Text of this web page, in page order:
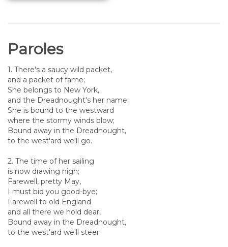
Paroles
1. There's a saucy wild packet,
and a packet of fame;
She belongs to New York,
and the Dreadnought's her name;
She is bound to the westward
where the stormy winds blow;
Bound away in the Dreadnought,
to the west'ard we'll go.
2. The time of her sailing
is now drawing nigh;
Farewell, pretty May,
I must bid you good-bye;
Farewell to old England
and all there we hold dear,
Bound away in the Dreadnought,
to the west'ard we'll steer.